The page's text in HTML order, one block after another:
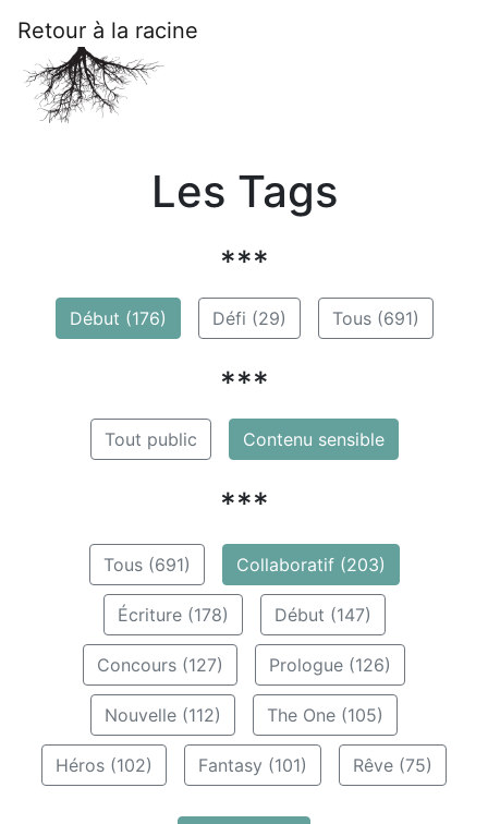
Retour à la racine
Les Tags
***
Début (176) Défi (29) Tous (691)
***
Tout public Contenu sensible
***
Tous (691) Collaboratif (203)
Écriture (178) Début (147)
Concours (127) Prologue (126)
Nouvelle (112) The One (105)
Héros (102) Fantasy (101) Rêve (75)